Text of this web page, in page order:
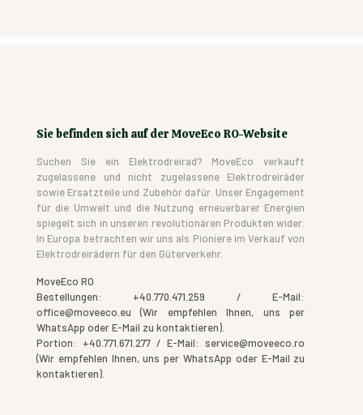
Sie befinden sich auf der MoveEco RO-Website
Suchen Sie ein Elektrodreirad? MoveEco verkauft
zugelassene und nicht zugelassene Elektrodreiräder
sowie Ersatzteile und Zubehör dafür. Unser Engagement
für die Umwelt und die Nutzung erneuerbarer Energien
spiegelt sich in unseren revolutionären Produkten wider.
In Europa betrachten wir uns als Pioniere im Verkauf von
Elektrodreirädern für den Güterverkehr.
MoveEco RO
Bestellungen: +40.770.471.259 / E-Mail:
office@moveeco.eu (Wir empfehlen Ihnen, uns per
WhatsApp oder E-Mail zu kontaktieren).
Portion: +40.771.671.277 / E-Mail: service@moveeco.ro
(Wir empfehlen Ihnen, uns per WhatsApp oder E-Mail zu
kontaktieren).